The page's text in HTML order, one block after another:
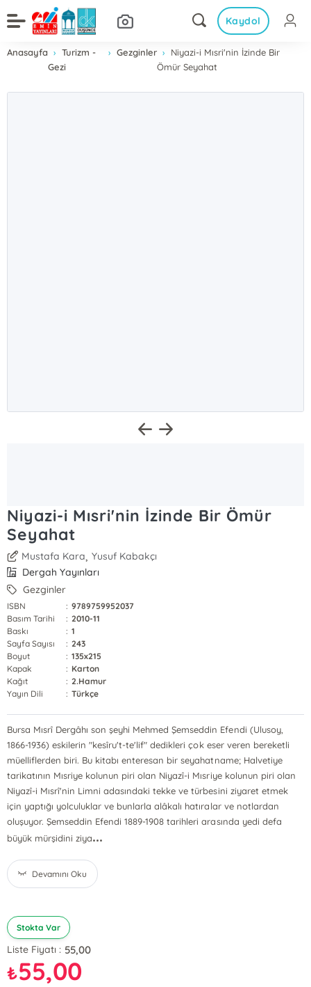
Kaydol
Anasayfa
Turizm -
Gezi
Gezginler
Niyazi-i Mısri'nin İzinde Bir
Ömür Seyahat
Niyazi-i Mısri'nin İzinde Bir Ömür
Seyahat
Mustafa Kara, Yusuf Kabakçı
Dergah Yayınları
Gezginler
ISBN : 9789759952037
Basım Tarihi
: 2010-11
Baskı
: 1
Sayfa Sayısı
: 243
Boyut
: 135x215
Kapak
: Karton
Kağıt
: 2.Hamur
Yayın Dili
: Türkçe
Bursa Mısrî Dergâhı son şeyhi Mehmed Şemseddin Efendi (Ulusoy,
1866-1936) eskilerin "kesîru't-te'lif" dedikleri çok eser veren bereketli
müelliflerden biri. Bu kitabı enteresan bir seyahatname; Halvetiye
tarikatının Mısriye kolunun piri olan Niyazî-i Mısriye kolunun piri olan
Niyazî-i Mısrî'nin Limni adasındaki tekke ve türbesini ziyaret etmek
için yaptığı yolculuklar ve bunlarla alâkalı hatıralar ve notlardan
oluşuyor. Şemseddin Efendi 1889-1908 tarihleri arasında yedi defa
büyük mürşidini ziya...
Devamını Oku
Stokta Var
Liste Fiyatı : 55,00
₺55,00